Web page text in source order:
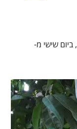
בימים א'-ה' – שעות פתיחה 7:30-17:00, ביום שישי מ-